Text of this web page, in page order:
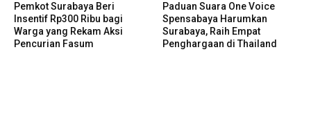
Pemkot Surabaya Beri
Insentif Rp300 Ribu bagi
Warga yang Rekam Aksi
Pencurian Fasum
Paduan Suara One Voice
Spensabaya Harumkan
Surabaya, Raih Empat
Penghargaan di Thailand